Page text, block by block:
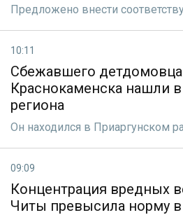
Предложено внести
10:11
Сбежавшего
Краснокаменска нашли
региона
Он находился в Приаргунском
09:09
Концентрация вредных
Читы превысила норму в